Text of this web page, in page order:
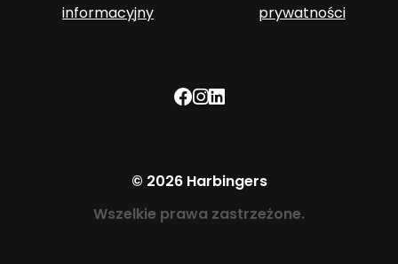
informacyjny
prywatności
Facebook
Instagram
LinkedIn
© 2026 Harbingers
Wszelkie prawa zastrzeżone.